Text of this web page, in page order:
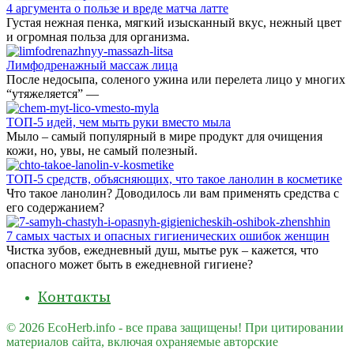
4 аргумента о пользе и вреде матча латте
Густая нежная пенка, мягкий изысканный вкус, нежный цвет
и огромная польза для организма.
Лимфодренажный массаж лица
После недосыпа, соленого ужина или перелета лицо у многих
“утяжеляется” —
ТОП-5 идей, чем мыть руки вместо мыла
Мыло – самый популярный в мире продукт для очищения
кожи, но, увы, не самый полезный.
ТОП-5 средств, объясняющих, что такое ланолин в косметике
Что такое ланолин? Доводилось ли вам применять средства с
его содержанием?
7 самых частых и опасных гигиенических ошибок женщин
Чистка зубов, ежедневный душ, мытье рук – кажется, что
опасного может быть в ежедневной гигиене?
Контакты
© 2026 EcoHerb.info - все права защищены! При цитировании
материалов сайта, включая охраняемые авторские